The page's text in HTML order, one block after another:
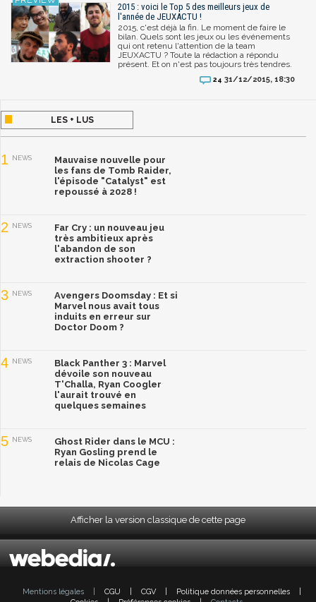
2015 : voici le Top 5 des meilleurs jeux de
l'année de JEUXACTU !
2015, c'est déjà la fin. Le moment de faire le
bilan. Quels sont les jeux ou les événements
qui ont retenu l'attention de la team
JEUXACTU ? Toute la rédaction a répondu
présent. Et on n'est pas toujours très tendres.
24 31/12/2015, 18:30
LES + LUS
1 NEWS
Mauvaise nouvelle pour
les fans de Tomb Raider,
l'épisode "Catalyst" est
repoussé à 2028 !
2 NEWS
Far Cry : un nouveau jeu
très ambitieux après
l'abandon de son
extraction shooter ?
3 NEWS
Avengers Doomsday : Et si
Marvel nous avait tous
induits en erreur sur
Doctor Doom ?
4 NEWS
Black Panther 3 : Marvel
dévoile son nouveau
T'Challa, Ryan Coogler
l'aurait trouvé en
quelques semaines
5 NEWS
Ghost Rider dans le MCU :
Ryan Gosling prend le
relais de Nicolas Cage
Afficher la version classique de cette page
Mentions légales CGU CGV Politique données personnelles